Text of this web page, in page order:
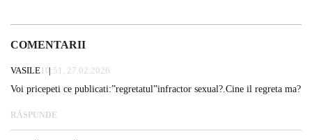
COMENTARII
VASILE10:51, 27.02.2026
Voi pricepeti ce publicati:”regretatul”infractor sexual?.Cine il regreta ma?
RĂSPUNDE